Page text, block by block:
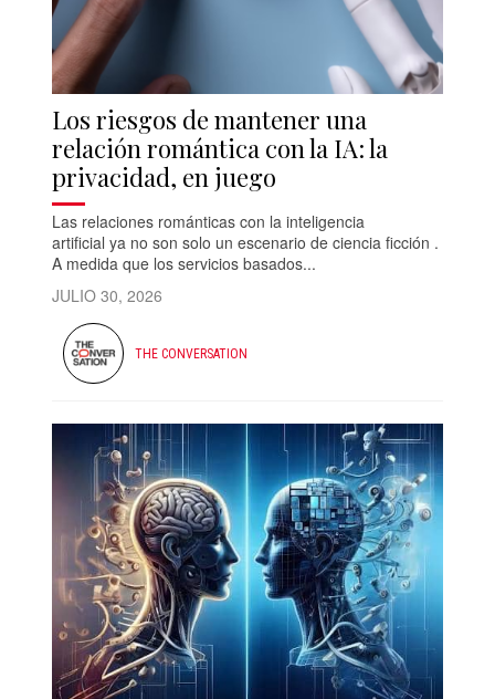
Los riesgos de mantener una
relación romántica con la IA: la
privacidad, en juego
Las relaciones románticas con la inteligencia
artificial ya no son solo un escenario de ciencia ficción .
A medida que los servicios basados...
JULIO 30, 2026
THE CONVERSATION